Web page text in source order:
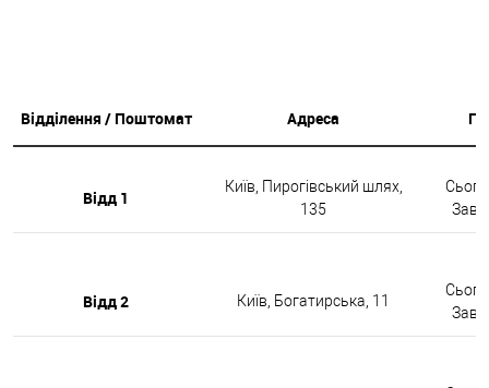
Відділення / Поштомат Адреса
Відд 1
Київ, Пирогівський шлях,
135
Відд 2 Київ, Богатирська, 11